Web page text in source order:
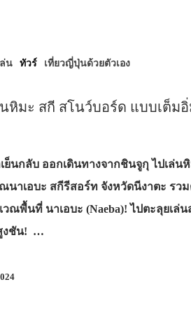
น ทัวร์ เที่ยวญี่ปุ่นด้วยตัวเอง
นหิมะ สกี สโนว์บอร์ด แบบเต็ม
ย็นกลับ ออกเดินทางจากชินจูกุ ไปเล่
นาเอบะ สกีรีสอร์ท จังหวัดนีงาตะ ร
ณพื้นที่ นาเอบะ (Naeba)! ไปตะลุยเ
งชัน! …